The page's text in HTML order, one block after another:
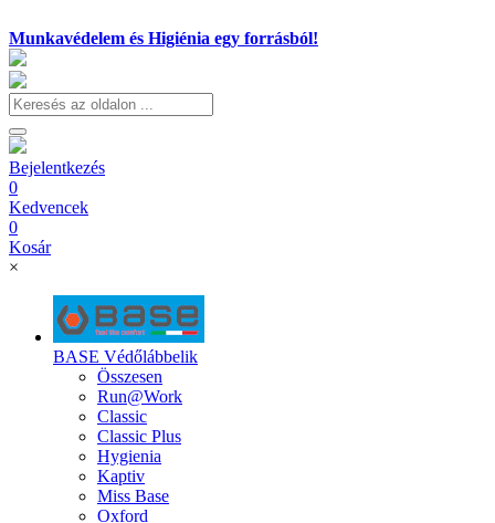
Munkavédelem és Higiénia egy forrásból!
Bejelentkezés
0
Kedvencek
0
Kosár
×
BASE Védőlábbelik
Összesen
Run@Work
Classic
Classic Plus
Hygienia
Kaptiv
Miss Base
Oxford